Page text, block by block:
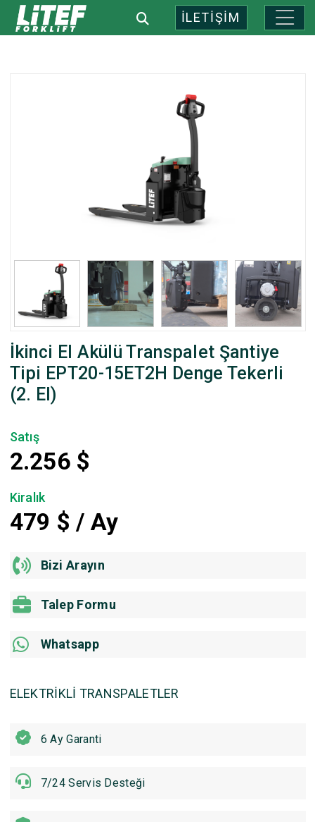
İLETİŞİM
İkinci El Akülü Transpalet Şantiye
Tipi EPT20-15ET2H Denge Tekerli
(2. El)
Satış
2.256 $
Kiralık
479 $ / Ay
Bizi Arayın
Talep Formu
Whatsapp
ELEKTRİKLİ TRANSPALETLER
6 Ay Garanti
7/24 Servis Desteği